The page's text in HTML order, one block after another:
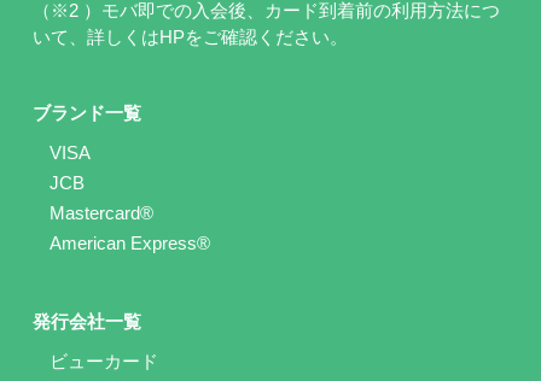
（※2 ）モバ即での入会後、カード到着前の利用方法につ
いて、詳しくはHPをご確認ください。
ブランド一覧
VISA
JCB
Mastercard®
American Express®
発行会社一覧
ビューカード